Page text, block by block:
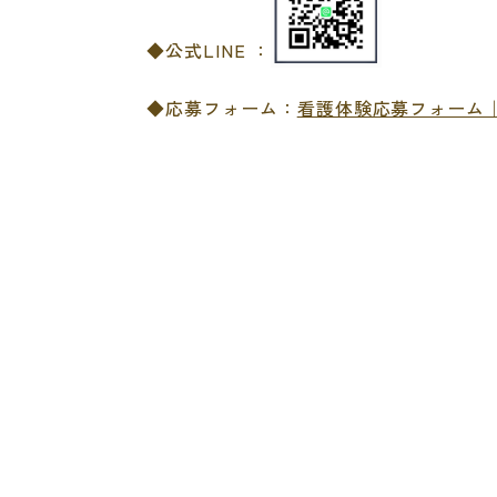
◆公式LINE ：
◆応募フォーム： 看護体験応募フォーム